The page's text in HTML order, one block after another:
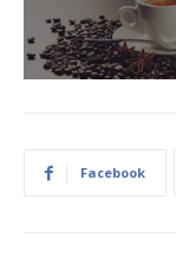
Facebook